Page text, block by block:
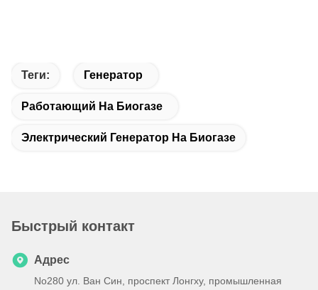
Теги: Генератор
Работающий На Биогазе
Электрический Генератор На Биогазе
Быстрый контакт
Адрес
No280 ул. Ван Син, проспект Лонгху, промышленная